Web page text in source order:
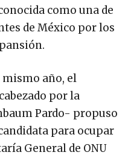
como una de
de México por los
mismo año, el
por la
Pardo- propuso
para ocupar
General de ONU